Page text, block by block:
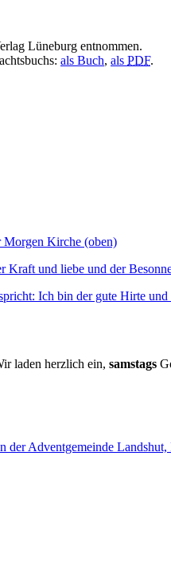
Lüneburg entnommen.
als Buch, als PDF.
laden herzlich ein, samstags